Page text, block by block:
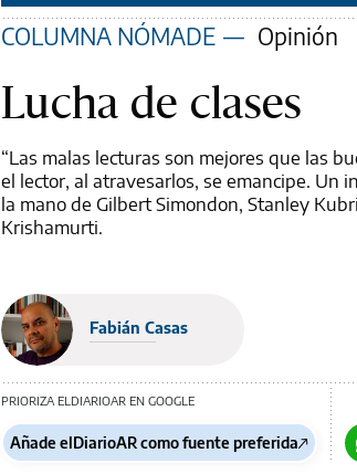
COLUMNA NÓMADE — Opinión
Lucha de clases
“Las malas lecturas son mejores que las
el lector, al atravesarlos, se emancipe. Un
la mano de Gilbert Simondon, Stanley
Krishamurti.
Fabián Casas
PRIORIZA ELDIARIOAR EN GOOGLE
Añade elDiarioAR como fuente preferida